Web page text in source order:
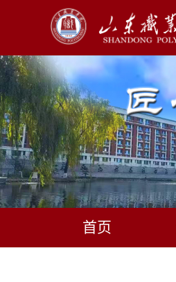
首页